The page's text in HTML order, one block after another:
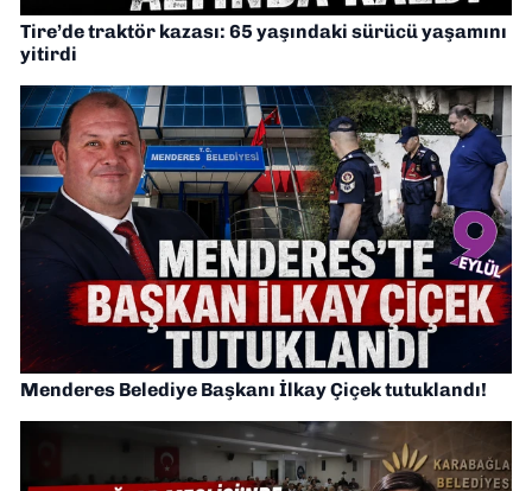
Tire’de traktör kazası: 65 yaşındaki sürücü yaşamını
yitirdi
Menderes Belediye Başkanı İlkay Çiçek tutuklandı!